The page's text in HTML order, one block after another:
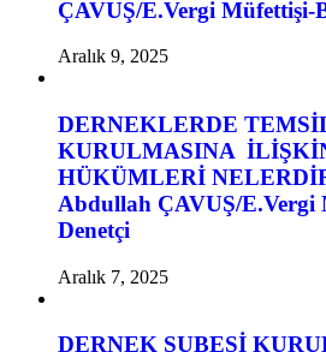
ÇAVUŞ/E.Vergi Müfettişi-
Aralık 9, 2025
DERNEKLERDE
KURULMASINA
HÜKÜMLERİ
Abdullah ÇAVUŞ/E.Vergi
Denetçi
Aralık 7, 2025
DERNEK ŞUBESİ